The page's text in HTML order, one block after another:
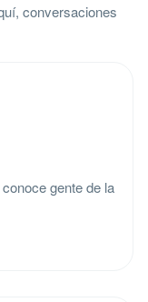
conversaciones
gente de la